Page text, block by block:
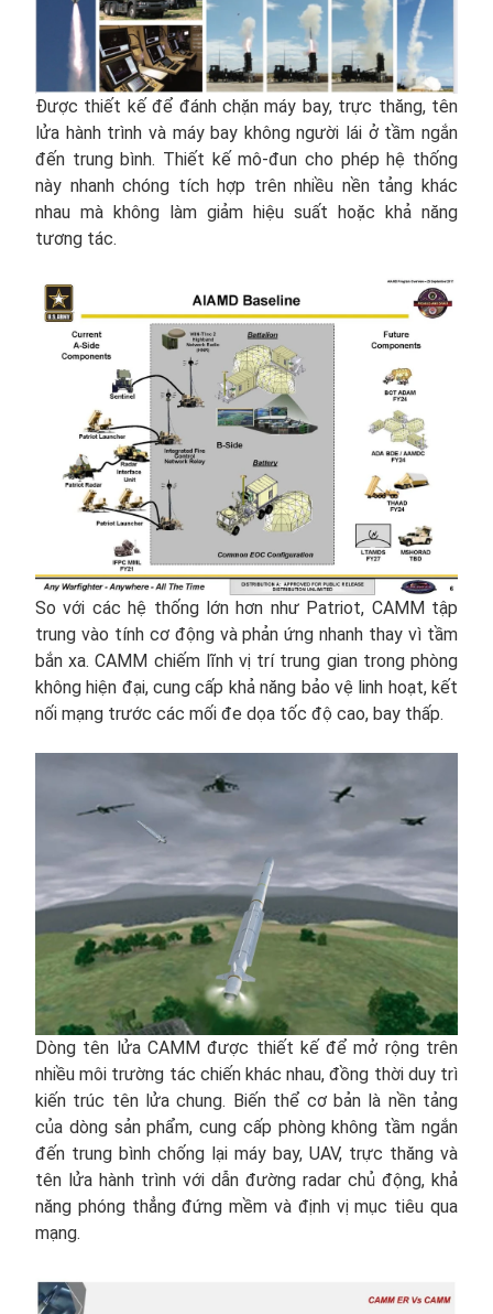
Được thiết kế để đánh chặn máy bay, trực thăng, tên
lửa hành trình và máy bay không người lái ở tầm ngắn
đến trung bình. Thiết kế mô-đun cho phép hệ thống
này nhanh chóng tích hợp trên nhiều nền tảng khác
nhau mà không làm giảm hiệu suất hoặc khả năng
tương tác.
So với các hệ thống lớn hơn như Patriot, CAMM tập
trung vào tính cơ động và phản ứng nhanh thay vì tầm
bắn xa. CAMM chiếm lĩnh vị trí trung gian trong phòng
không hiện đại, cung cấp khả năng bảo vệ linh hoạt, kết
nối mạng trước các mối đe dọa tốc độ cao, bay thấp.
Dòng tên lửa CAMM được thiết kế để mở rộng trên
nhiều môi trường tác chiến khác nhau, đồng thời duy trì
kiến trúc tên lửa chung. Biến thể cơ bản là nền tảng
của dòng sản phẩm, cung cấp phòng không tầm ngắn
đến trung bình chống lại máy bay, UAV, trực thăng và
tên lửa hành trình với dẫn đường radar chủ động, khả
năng phóng thẳng đứng mềm và định vị mục tiêu qua
mạng.